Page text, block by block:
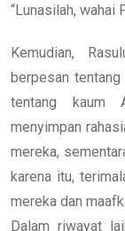
“Lunasilah, wahai
Kemudian,
berpesan tentang
tentang kaum
menyimpan
mereka,
karena itu,
mereka dan
Dalam riwayat